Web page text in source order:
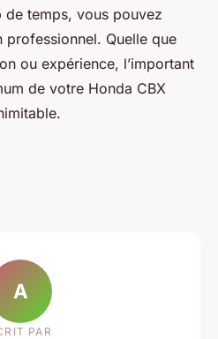
temps, vous pouvez
Quelle que
ou expérience, l’important
de votre Honda CBX
A
PAR